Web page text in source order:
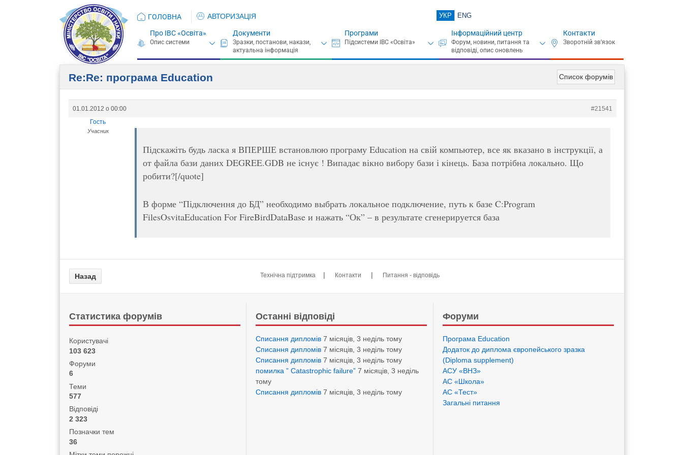
ГОЛОВНА АВТОРИЗАЦІЯ УКР ENG
Про ІВС «Освіта» Документи Програми Інформаційний центр Контакти
Список форумів
Re:Re: програма Eduсation
01.01.2012 о 00:00
#21541
Гость
Учасник
Підскажіть будь ласка я ВПЕРШЕ встановлюю програму Education на свій компьютер, все як вказано в інструкції, а
от файла бази даних DEGREE.GDB не існує ! Випадає вікно вибору бази і кінець. База потрібна локально. Що
робити?[/quote]
В форме “Підключення до БД” необходимо выбрать локальное подключение, путь к базе C:Program
FilesOsvitaEducation For FireBirdDataBase и нажать “Ок” – в результате сгенерируется база
Технічна підтримка | Контакти | Питання - відповідь
Статистика форумів
Користувачі
103 623
Форуми
6
Теми
577
Відповіді
2 323
Позначки тем
36
Останні відповіді
Списання дипломів 7 місяців, 3 неділь тому
Списання дипломів 7 місяців, 3 неділь тому
Списання дипломів 7 місяців, 3 неділь тому
помилка ” Catastrophic failure” 7 місяців, 3 неділь
тому
Списання дипломів 7 місяців, 3 неділь тому
Форуми
Програма Eduсation
Додаток до диплома європейського зразка
(Diploma supplement)
АСУ «ВНЗ»
АС «Школа»
АС «Тест»
Загальні питання